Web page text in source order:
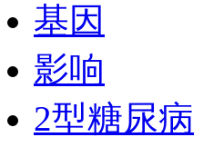
基因
影响
2型糖尿病